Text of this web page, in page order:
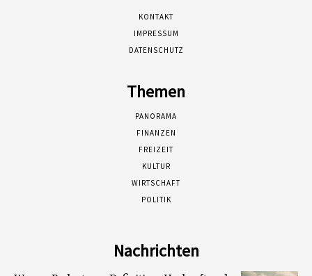
KONTAKT
IMPRESSUM
DATENSCHUTZ
Themen
PANORAMA
FINANZEN
FREIZEIT
KULTUR
WIRTSCHAFT
POLITIK
Nachrichten